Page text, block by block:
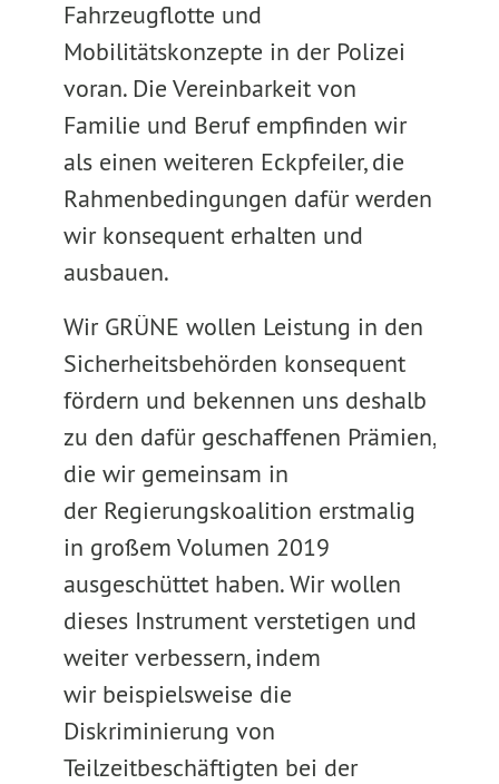
Fahrzeugflotte und
Mobilitätskonzepte in der Polizei
voran. Die Vereinbarkeit von
Familie und Beruf empfinden wir
als einen weiteren Eckpfeiler, die
Rahmenbedingungen dafür werden
wir konsequent erhalten und
ausbauen.
Wir GRÜNE wollen Leistung in den
Sicherheitsbehörden konsequent
fördern und bekennen uns deshalb
zu den dafür geschaffenen Prämien,
die wir gemeinsam in
der Regierungskoalition erstmalig
in großem Volumen 2019
ausgeschüttet haben. Wir wollen
dieses Instrument verstetigen und
weiter verbessern, indem
wir beispielsweise die
Diskriminierung von
Teilzeitbeschäftigten bei der